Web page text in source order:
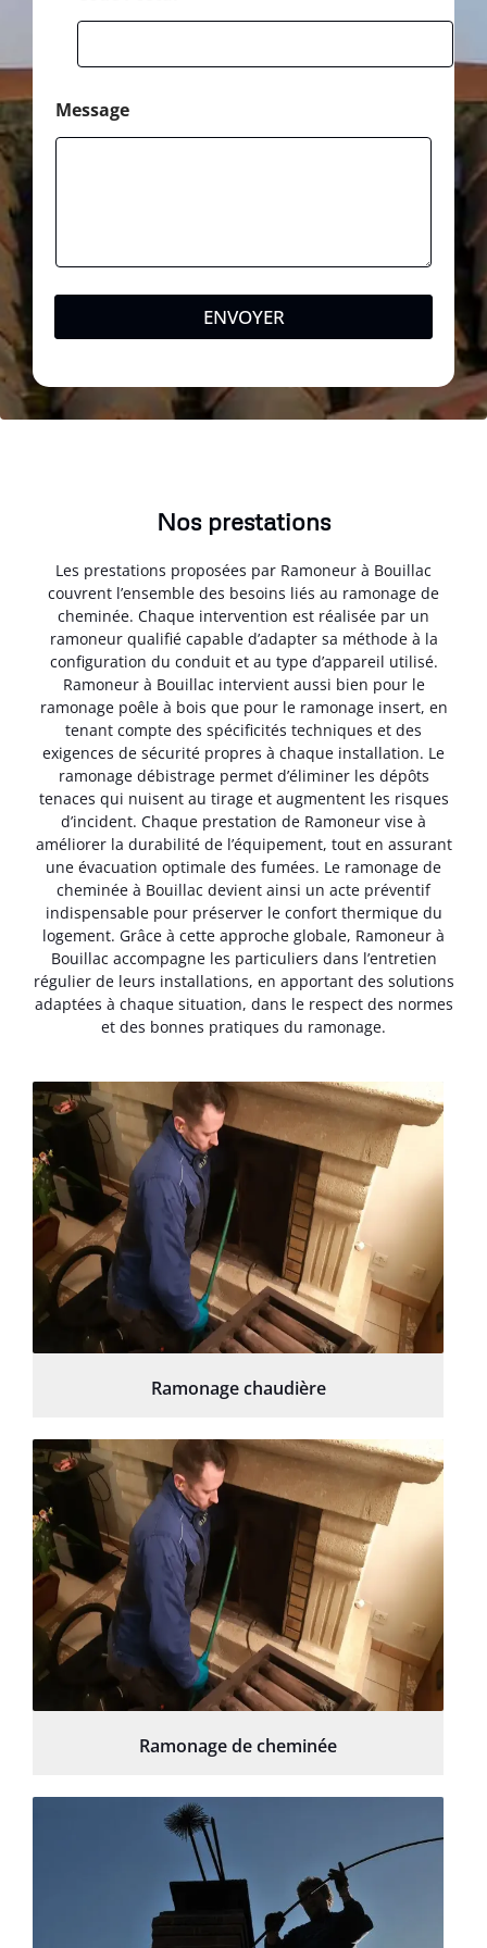
Message
ENVOYER
Nos prestations
Les prestations proposées par Ramoneur à Bouillac
couvrent l’ensemble des besoins liés au ramonage de
cheminée. Chaque intervention est réalisée par un
ramoneur qualifié capable d’adapter sa méthode à la
configuration du conduit et au type d’appareil utilisé.
Ramoneur à Bouillac intervient aussi bien pour le
ramonage poêle à bois que pour le ramonage insert, en
tenant compte des spécificités techniques et des
exigences de sécurité propres à chaque installation. Le
ramonage débistrage permet d’éliminer les dépôts
tenaces qui nuisent au tirage et augmentent les risques
d’incident. Chaque prestation de Ramoneur vise à
améliorer la durabilité de l’équipement, tout en assurant
une évacuation optimale des fumées. Le ramonage de
cheminée à Bouillac devient ainsi un acte préventif
indispensable pour préserver le confort thermique du
logement. Grâce à cette approche globale, Ramoneur à
Bouillac accompagne les particuliers dans l’entretien
régulier de leurs installations, en apportant des solutions
adaptées à chaque situation, dans le respect des normes
et des bonnes pratiques du ramonage.
Ramonage chaudière
Ramonage de cheminée